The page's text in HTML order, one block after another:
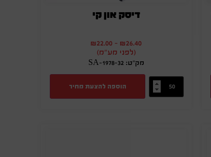
דיסק און קי
₪26.40
-
₪22.00
(לפני מע"מ)
מק"ט: SA-1978-32
הוספה להצעת מחיר